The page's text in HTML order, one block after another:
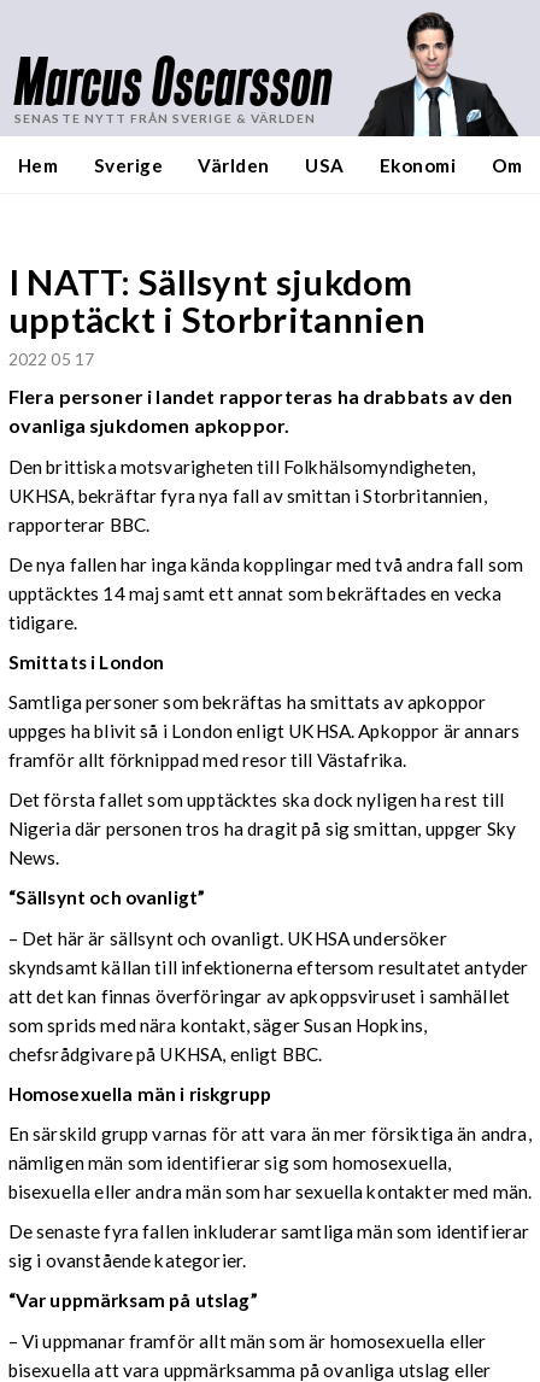
Marcus Oscarsson
SENASTE NYTT FRÅN SVERIGE & VÄRLDEN
Hem Sverige Världen USA Ekonomi Om
I NATT: Sällsynt sjukdom
upptäckt i Storbritannien
2022 05 17
Flera personer i landet rapporteras ha drabbats av den
ovanliga sjukdomen apkoppor.
Den brittiska motsvarigheten till Folkhälsomyndigheten,
UKHSA, bekräftar fyra nya fall av smittan i Storbritannien,
rapporterar BBC.
De nya fallen har inga kända kopplingar med två andra fall som
upptäcktes 14 maj samt ett annat som bekräftades en vecka
tidigare.
Smittats i London
Samtliga personer som bekräftas ha smittats av apkoppor
uppges ha blivit så i London enligt UKHSA. Apkoppor är annars
framför allt förknippad med resor till Västafrika.
Det första fallet som upptäcktes ska dock nyligen ha rest till
Nigeria där personen tros ha dragit på sig smittan, uppger Sky
News.
“Sällsynt och ovanligt”
– Det här är sällsynt och ovanligt. UKHSA undersöker
skyndsamt källan till infektionerna eftersom resultatet antyder
att det kan finnas överföringar av apkoppsviruset i samhället
som sprids med nära kontakt, säger Susan Hopkins,
chefsrådgivare på UKHSA, enligt BBC.
Homosexuella män i riskgrupp
En särskild grupp varnas för att vara än mer försiktiga än andra,
nämligen män som identifierar sig som homosexuella,
bisexuella eller andra män som har sexuella kontakter med män.
De senaste fyra fallen inkluderar samtliga män som identifierar
sig i ovanstående kategorier.
“Var uppmärksam på utslag”
– Vi uppmanar framför allt män som är homosexuella eller
bisexuella att vara uppmärksamma på ovanliga utslag eller